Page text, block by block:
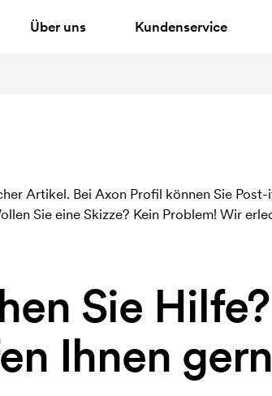
Über uns Kundenservice
Artikel. Bei Axon Profil können Sie
Sie eine Skizze? Kein Problem! Wir
Sie Hilfe?
Ihnen